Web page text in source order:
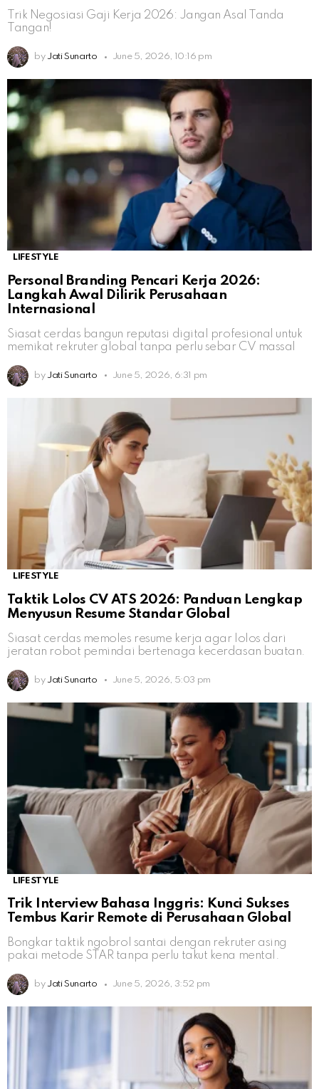
Trik Negosiasi Gaji Kerja 2026: Jangan Asal Tanda
Tangan!
by Jati Sunarto June 5, 2026, 10:16 pm
LIFESTYLE
Personal Branding Pencari Kerja 2026:
Langkah Awal Dilirik Perusahaan
Internasional
Siasat cerdas bangun reputasi digital profesional untuk
memikat rekruter global tanpa perlu sebar CV massal
by Jati Sunarto June 5, 2026, 6:31 pm
LIFESTYLE
Taktik Lolos CV ATS 2026: Panduan Lengkap
Menyusun Resume Standar Global
Siasat cerdas memoles resume kerja agar lolos dari
jeratan robot pemindai bertenaga kecerdasan buatan.
by Jati Sunarto June 5, 2026, 5:03 pm
LIFESTYLE
Trik Interview Bahasa Inggris: Kunci Sukses
Tembus Karir Remote di Perusahaan Global
Bongkar taktik ngobrol santai dengan rekruter asing
pakai metode STAR tanpa perlu takut kena mental.
by Jati Sunarto June 5, 2026, 3:52 pm